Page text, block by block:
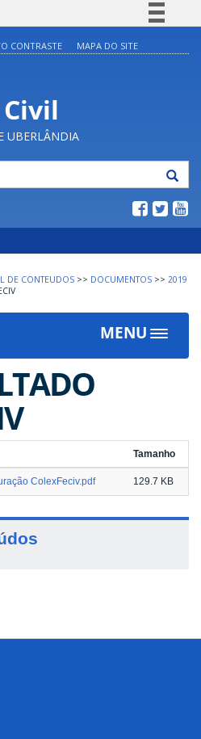
Legislação
Canais
CONTRASTE MAPA DO SITE
UBERLÂNDIA
DE CONTEUDOS >> DOCUMENTOS >> 2019
MENU
Toggle
Tamanho
ColexFeciv.pdf 129.7 KB